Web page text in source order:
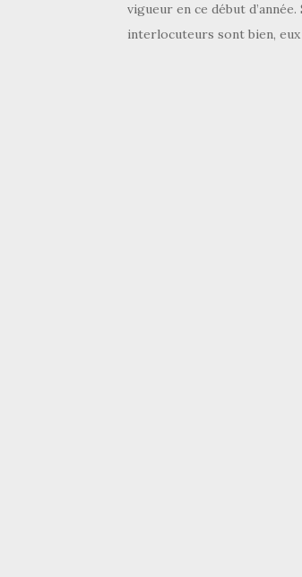
vigueur en ce début
interlocuteurs sont bien,